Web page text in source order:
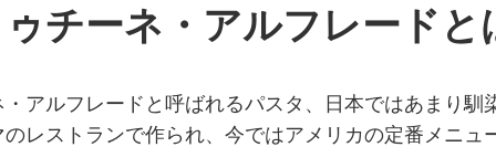
チーネ・アルフレードと
アルフレードと呼ばれるパスタ、日本ではあまり馴
レストランで作られ、今ではアメリカの定番メニュ